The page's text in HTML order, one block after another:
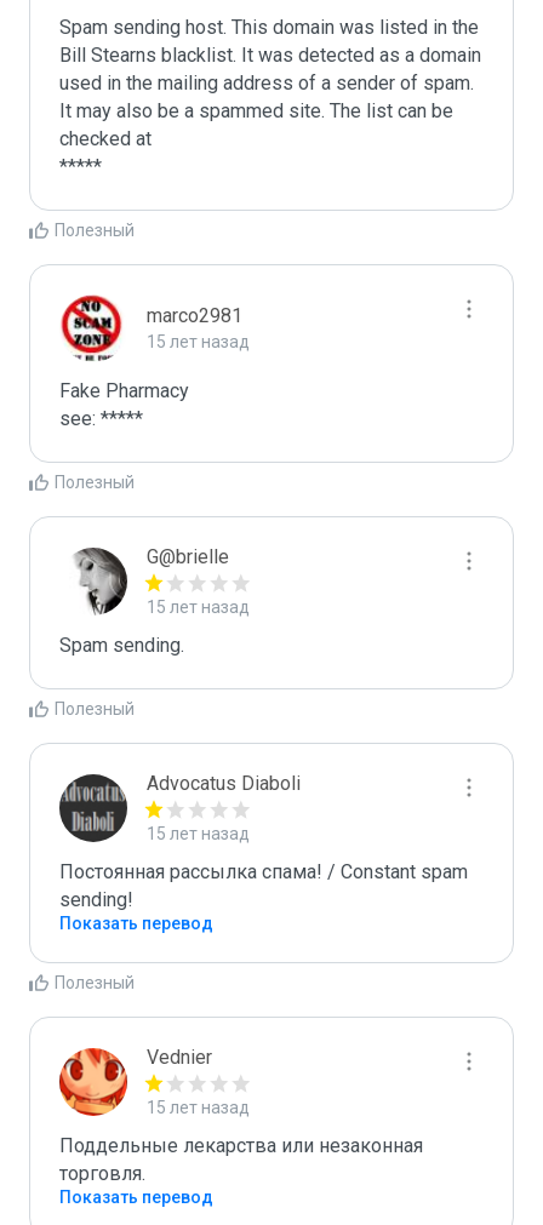
Spam sending host. This domain was listed in the
Bill Stearns blacklist. It was detected as a domain
used in the mailing address of a sender of spam.
It may also be a spammed site. The list can be
checked at
Полезный
marco2981
15 лет назад
Fake Pharmacy
see: *****
Полезный
G@brielle
15 лет назад
Spam sending.
Полезный
Advocatus Diaboli
15 лет назад
Постоянная рассылка спама! / Constant spam
sending!
Показать перевод
Полезный
Vednier
15 лет назад
Поддельные лекарства или незаконная
торговля.
Показать перевод